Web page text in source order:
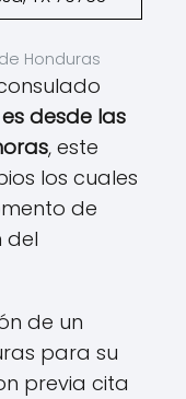
Honduras
es desde las
, este
los cuales
de
del
de un
para su
previa cita